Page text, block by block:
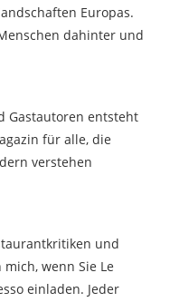
Europas.
dahinter und
Gastautoren entsteht
für alle, die
verstehen
und
wenn Sie Le
einladen. Jeder